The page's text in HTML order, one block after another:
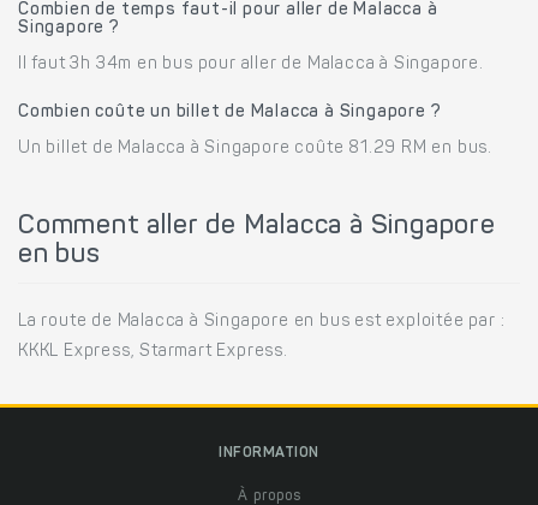
Combien de temps faut-il pour aller de Malacca à
Singapore ?
Il faut 3h 34m en bus pour aller de Malacca à Singapore.
Combien coûte un billet de Malacca à Singapore ?
Un billet de Malacca à Singapore coûte 81.29 RM en bus.
Comment aller de Malacca à Singapore
en bus
La route de Malacca à Singapore en bus est exploitée par :
KKKL Express, Starmart Express.
INFORMATION
À propos